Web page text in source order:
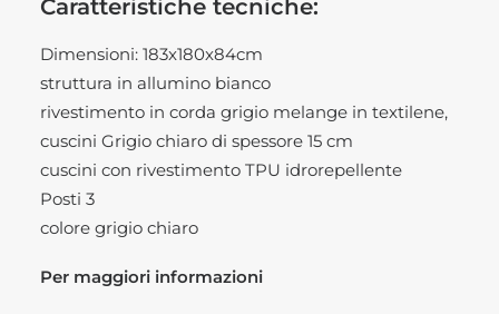
Caratteristiche tecniche:
Dimensioni: 183x180x84cm
struttura in allumino bianco
rivestimento in corda grigio melange in textilene,
cuscini Grigio chiaro di spessore 15 cm
cuscini con rivestimento TPU idrorepellente
Posti 3
colore grigio chiaro
Per maggiori informazioni